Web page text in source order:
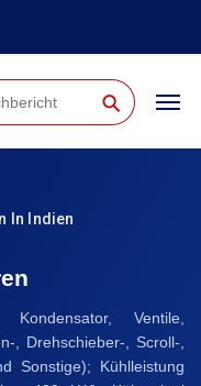
⚲
In Indien
Kondensator, Ventile,
, Drehschieber-, Scroll-,
Sonstige); Kühlleistung